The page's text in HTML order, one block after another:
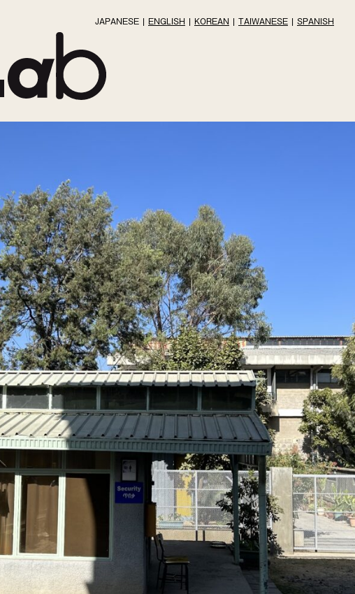
JAPANESE ENGLISH KOREAN TAIWANESE SPANISH